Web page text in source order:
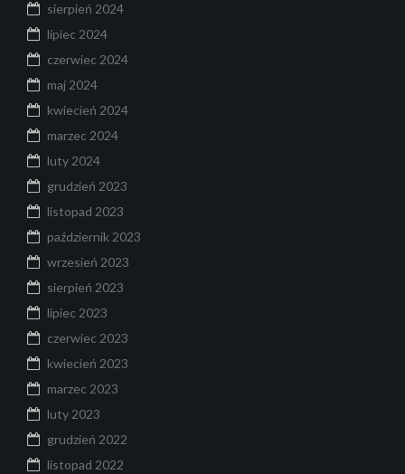
sierpień 2024
lipiec 2024
czerwiec 2024
maj 2024
kwiecień 2024
marzec 2024
luty 2024
grudzień 2023
listopad 2023
październik 2023
wrzesień 2023
sierpień 2023
lipiec 2023
czerwiec 2023
kwiecień 2023
marzec 2023
luty 2023
grudzień 2022
listopad 2022